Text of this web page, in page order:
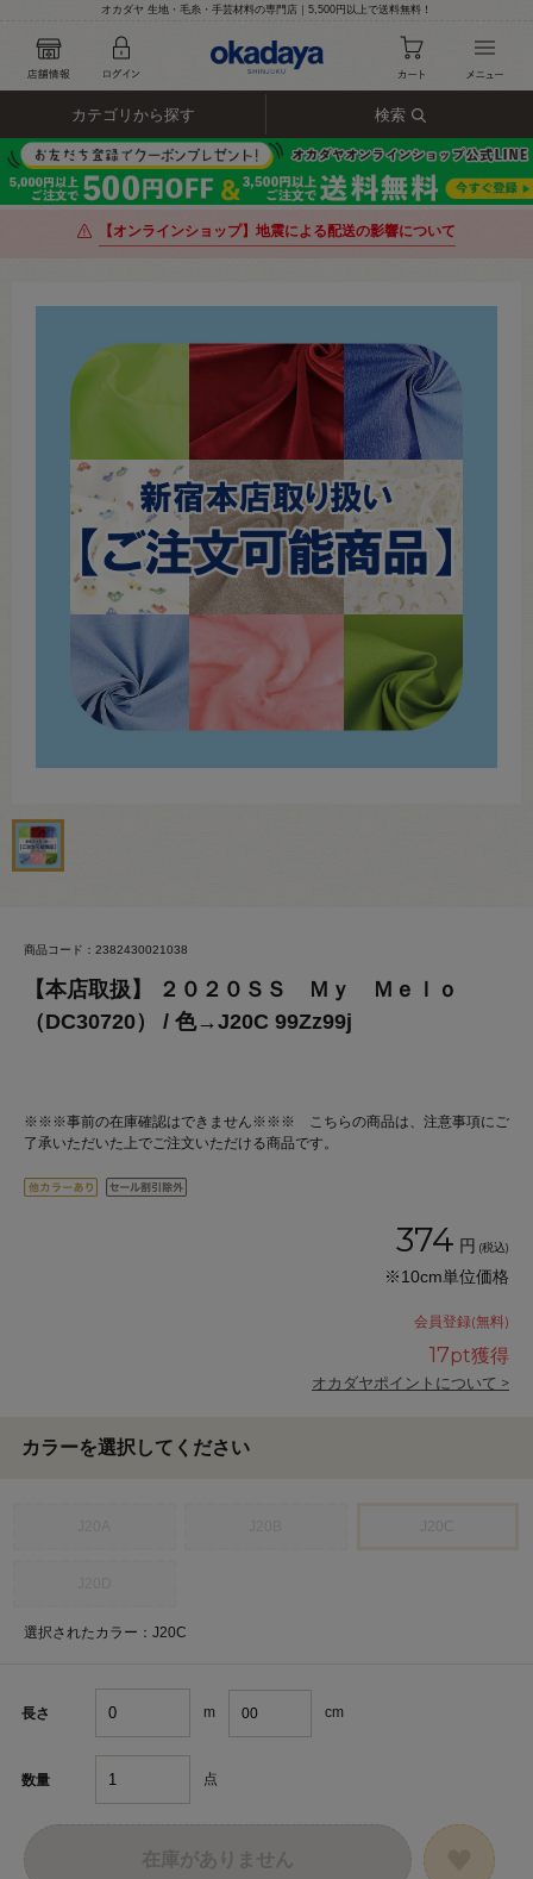
オカダヤ 生地・毛糸・手芸材料の専門店｜5,500円以上で送料無料！
カテゴリから探す 検索
【オンラインショップ】地震による配送の影響について
商品コード：2382430021038
【本店取扱】 ２０２０ＳＳ Ｍｙ Ｍｅｌｏ
（DC30720） / 色→J20C 99Zz99j
※※※事前の在庫確認はできません※※※ こちらの商品は、注意事項にご
了承いただいた上でご注文いただける商品です。
374 円 (税込)
※10cm単位価格
会員登録(無料)
17pt獲得
オカダヤポイントについて >
カラーを選択してください
選択されたカラー：J20C
長さ m cm
数量 点